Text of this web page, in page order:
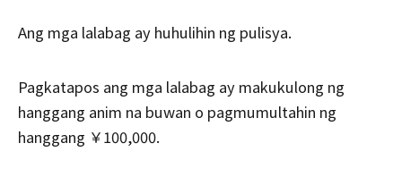
Ang mga lalabag ay huhulihin ng pulisya.
Pagkatapos ang mga lalabag ay makukulong ng
hanggang anim na buwan o pagmumultahin ng
hanggang ￥100,000.